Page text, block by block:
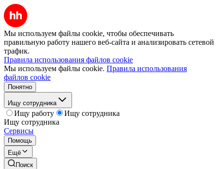
Мы используем файлы cookie, чтобы обеспечивать
правильную работу нашего веб-сайта и анализировать сетевой
трафик.
Правила использования файлов cookie
Мы используем файлы cookie. Правила использования
файлов cookie
Понятно
Ищу сотрудника
Ищу работу
Ищу сотрудника
Ищу сотрудника
Сервисы
Помощь
Ещё
Поиск